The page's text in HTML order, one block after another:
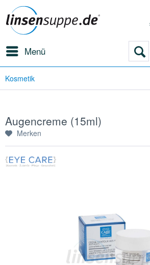
Menü
Kosmetik
Augencreme (15ml)
Merken